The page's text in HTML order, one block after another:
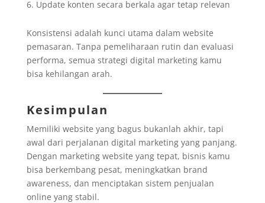
Update konten secara berkala agar tetap relevan
Konsistensi adalah kunci utama dalam website
pemasaran. Tanpa pemeliharaan rutin dan evaluasi
performa, semua strategi digital marketing kamu
bisa kehilangan arah.
Kesimpulan
Memiliki website yang bagus bukanlah akhir, tapi
awal dari perjalanan digital marketing yang panjang.
Dengan marketing website yang tepat, bisnis kamu
bisa berkembang pesat, meningkatkan brand
awareness, dan menciptakan sistem penjualan
online yang stabil.